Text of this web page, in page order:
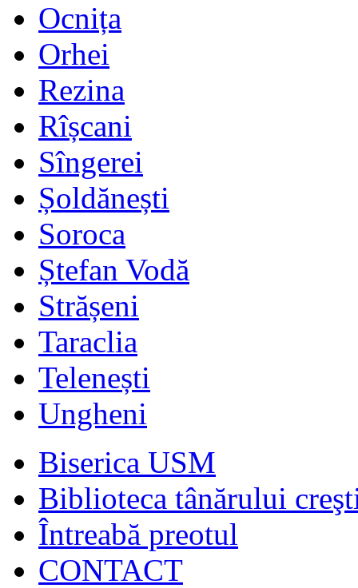
Ocnița
Orhei
Rezina
Rîșcani
Sîngerei
Șoldănești
Soroca
Ștefan Vodă
Strășeni
Taraclia
Telenești
Ungheni
Biserica USM
Biblioteca tânărului
Întreabă preotul
CONTACT